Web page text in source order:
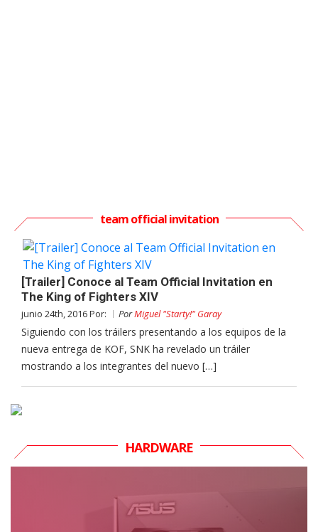
team official invitation
[Trailer] Conoce al Team Official Invitation en
The King of Fighters XIV
junio 24th, 2016 Por: PorMiguel "Starty!" Garay
Siguiendo con los tráilers presentando a los equipos de la
nueva entrega de KOF, SNK ha revelado un tráiler
mostrando a los integrantes del nuevo […]
HARDWARE